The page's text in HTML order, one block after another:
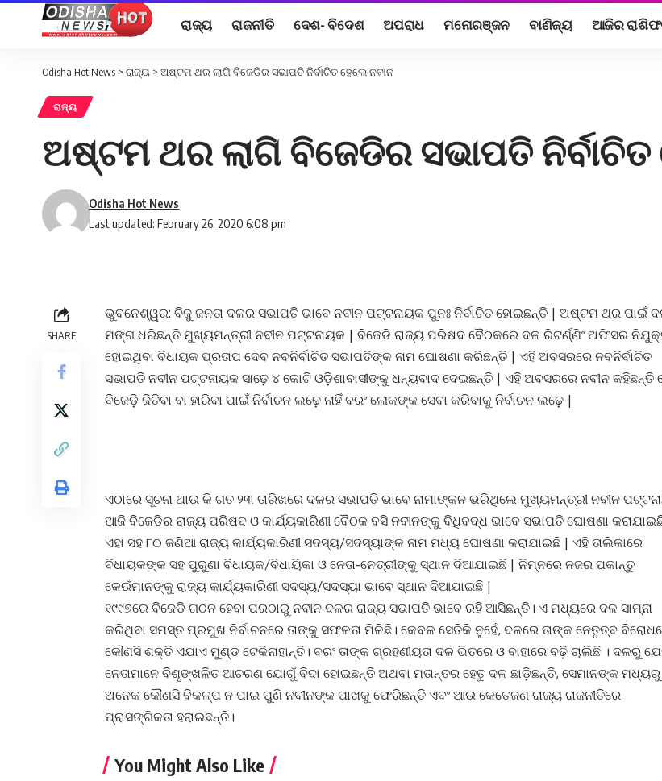
ରାଜ୍ୟ ରାଜନୀତି ଦେଶ- ବିଦେଶ ଅପରାଧ ମନୋରଞ୍ଜନ ବାଣିଜ୍ୟ ଆଜିର
Odisha Hot News > ରାଜ୍ୟ > ଅଷ୍ଟମ ଥର ଲାଗି ବିଜେଡିର ସଭାପତି ନିର୍ବାଚିତ ହେଲେ ନବୀନ
ରାଜ୍ୟ
ଅଷ୍ଟମ ଥର ଲାଗି ବିଜେଡିର ସଭାପତି ନିର୍ବାଚିତ
Last updated: February 26, 2020 6:08 pm
Odisha Hot News
SHARE
ଭୁବନେଶ୍ୱର: ବିଜୁ ଜନତା ଦଳର ସଭାପତି ଭାବେ ନବୀନ ପଟ୍ଟନାୟକ ପୁନଃ ନିର୍ବାଚିତ ହୋଇଛନ୍ତି | ଅଷ୍ଟମ ଥର ପାଇଁ
ମଙ୍ଗ ଧରିଛନ୍ତି ମୁଖ୍ୟମନ୍ତ୍ରୀ ନବୀନ ପଟ୍ଟନାୟକ | ବିଜେଡି ରାଜ୍ୟ ପରିଷଦ ବୈଠକରେ ଦଳ ରିଟର୍ଣ୍ଣିଂ ଅଫିସର
ହୋଇଥିବା ବିଧାୟକ ପ୍ରତାପ ଦେବ ନବନିର୍ବାଚିତ ସଭାପତିଙ୍କ ନାମ ଘୋଷଣା କରିଛନ୍ତି | ଏହି ଅବସରରେ ନବନିର୍ବାଚିତ
ସଭାପତି ନବୀନ ପଟ୍ଟନାୟକ ସାଢ଼େ ୪ କୋଟି ଓଡ଼ିଶାବାସୀଙ୍କୁ ଧନ୍ୟବାଦ ଦେଇଛନ୍ତି | ଏହି ଅବସରରେ ନବୀନ କହିଛନ୍ତି
ବିଜେଡ଼ି ଜିତିବା ବା ହାରିବା ପାଇଁ ନିର୍ବାଚନ ଲଢ଼େ ନାହିଁ ବରଂ ଲୋକଙ୍କ ସେବା କରିବାକୁ ନିର୍ବାଚନ ଲଢ଼େ |
ଏଠାରେ ସୂଚନା ଥାଉ କି ଗତ ୨୩ ତାରିଖରେ ଦଳର ସଭାପତି ଭାବେ ନାମାଙ୍କନ ଭରିଥିଲେ ମୁଖ୍ୟମନ୍ତ୍ରୀ ନବୀନ
ଆଜି ବିଜେଡିର ରାଜ୍ୟ ପରିଷଦ ଓ କାର୍ଯ୍ୟକାରିଣୀ ବୈଠକ ବସି ନବୀନଙ୍କୁ ବିଧିବଦ୍ଧ ଭାବେ ସଭାପତି ଘୋଷଣା
ଏହା ସହ ୮୦ ଜଣିଆ ରାଜ୍ୟ କାର୍ଯ୍ୟକାରିଣୀ ସଦସ୍ୟ/ସଦସ୍ୟାଙ୍କ ନାମ ମଧ୍ୟ ଘୋଷଣା କରାଯାଇଛି | ଏହି ତାଲିକାରେ
ବିଧାୟକଙ୍କ ସହ ପୁରୁଣା ବିଧାୟକ/ବିଧାୟିକା ଓ ନେତା-ନେତ୍ରୀଙ୍କୁ ସ୍ଥାନ ଦିଆଯାଇଛି | ନିମ୍ନରେ ନଜର ପକାନ୍ତୁ
କେଉଁମାନଙ୍କୁ ରାଜ୍ୟ କାର୍ଯ୍ୟକାରିଣୀ ସଦସ୍ୟ/ସଦସ୍ୟା ଭାବେ ସ୍ଥାନ ଦିଆଯାଇଛି |
୧୯୯୭ରେ ବିଜେଡି ଗଠନ ହେବା ପରଠାରୁ ନବୀନ ଦଳର ରାଜ୍ୟ ସଭାପତି ଭାବେ ରହି ଆସିଛନ୍ତି। ଏ ମଧ୍ୟରେ ଦଳ ସାମ୍ନା
କରିଥିବା ସମସ୍ତ ପ୍ରମୁଖ ନିର୍ବାଚନରେ ତାଙ୍କୁ ସଫଳତା ମିଳିଛି। କେବଳ ସେତିକି ନୁହେଁ, ଦଳରେ ତାଙ୍କ ନେତୃତ୍ବ
କୌଣସି ଶକ୍ତି ଏଯାଏ ମୁଣ୍ଡ ଟେକିନାହାନ୍ତି। ବରଂ ତାଙ୍କ ଗ୍ରହଣୀୟତା ଦଳ ଭିତରେ ଓ ବାହାରେ ବଢ଼ି ଚାଲିଛି । ଦଳରୁ
ନେତାମାନେ ବିଶୃଙ୍ଖଳିତ ଆଚରଣ ଯୋଗୁଁ ବିଦା ହୋଇଛନ୍ତି ଅଥବା ମତାନ୍ତର ହେତୁ ଦଳ ଛାଡ଼ିଛନ୍ତି, ସେମାନଙ୍କ ମଧ୍ୟରୁ
ଅନେକ କୌଣସି ବିକଳ୍ପ ନ ପାଇ ପୁଣି ନବୀନଙ୍କ ପାଖକୁ ଫେରିଛନ୍ତି ଏବଂ ଆଉ କେତେଜଣ ରାଜ୍ୟ ରାଜନୀତିରେ
ପ୍ରାସଙ୍ଗିକତା ହରାଇଛନ୍ତି।
You Might Also Like